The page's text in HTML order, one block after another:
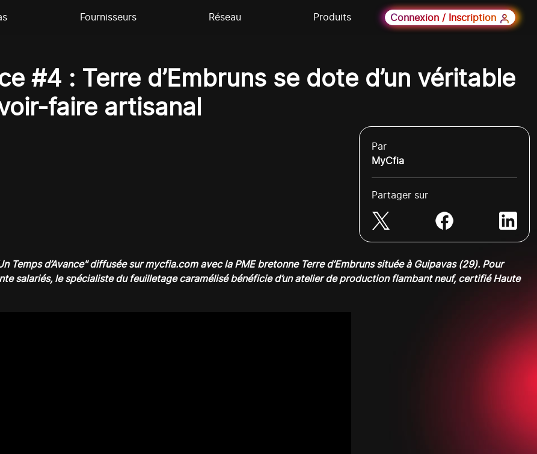
Fournisseurs Réseau Produits Connexion / Inscription
#4 : Terre d’Embruns se dote d’un véritable
faire artisanal
Par
MyCfia
Partager sur
Temps d’Avance" diffusée sur mycfia.com avec la PME bretonne Terre d’Embruns située à Guipavas (29). Pour
salariés, le spécialiste du feuilletage caramélisé bénéficie d’un atelier de production flambant neuf, certifié Haute